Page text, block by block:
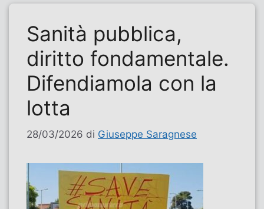
Sanità pubblica,
diritto fondamentale.
Difendiamola con la
lotta
28/03/2026 di Giuseppe Saragnese